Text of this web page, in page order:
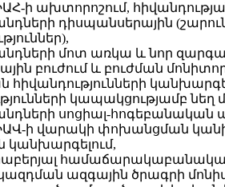
ի ախտորոշում, հիվանդության
դիսպանսերային
մոտ առկա և նոր
բուժում և բուժման
կապակցությամբ
սոցիալ-հոգեբանական
ի վարակի փոխանցման
կանխարգելում,
ազգային ծրագրի